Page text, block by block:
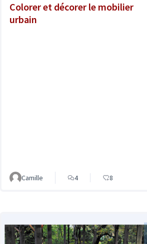
Colorer et décorer le mobilier
urbain
Camille 4 8